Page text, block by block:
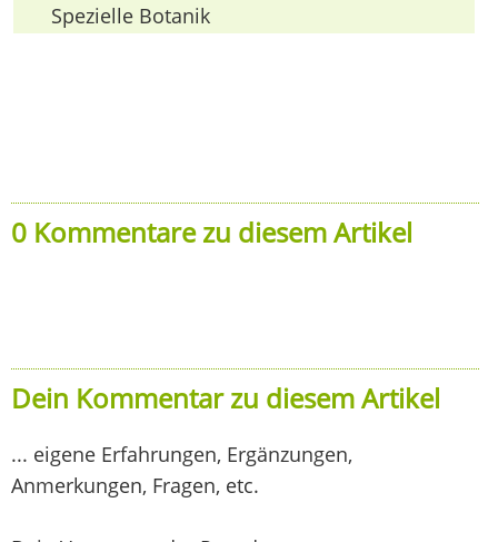
Spezielle Botanik
0 Kommentare zu diesem Artikel
Dein Kommentar zu diesem Artikel
... eigene Erfahrungen, Ergänzungen,
Anmerkungen, Fragen, etc.